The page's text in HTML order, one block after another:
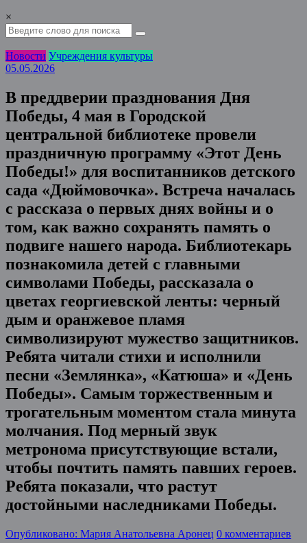
×
Новости Учреждения культуры
05.05.2026
В преддверии празднования Дня
Победы, 4 мая в Городской
центральной библиотеке провели
праздничную программу «Этот День
Победы!» для воспитанников детского
сада «Дюймовочка». Встреча началась
с рассказа о первых днях войны и о
том, как важно сохранять память о
подвиге нашего народа. Библиотекарь
познакомила детей с главными
символами Победы, рассказала о
цветах георгиевской ленты: черный
дым и оранжевое пламя
символизируют мужество защитников.
Ребята читали стихи и исполнили
песни «Землянка», «Катюша» и «День
Победы». Самым торжественным и
трогательным моментом стала минута
молчания. Под мерный звук
метронома присутствующие встали,
чтобы почтить память павших героев.
Ребята показали, что растут
достойными наследниками Победы.
Опубликовано: Мария Анатольевна Аронец 0 комментариев